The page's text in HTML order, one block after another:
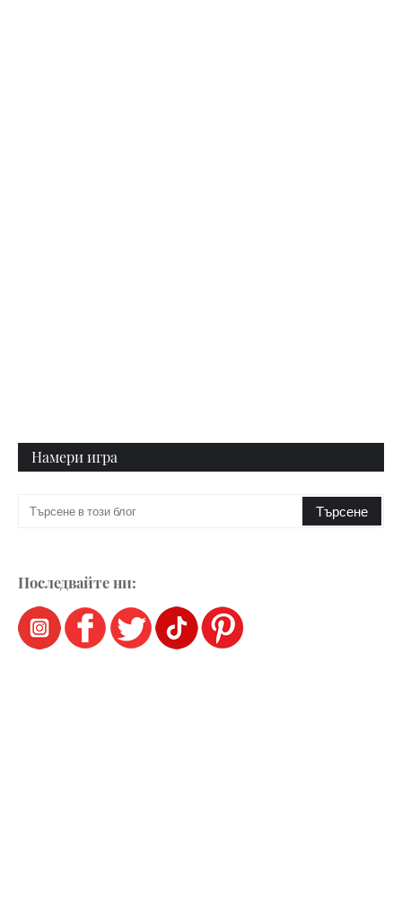
Намери игра
Последвайте ни: